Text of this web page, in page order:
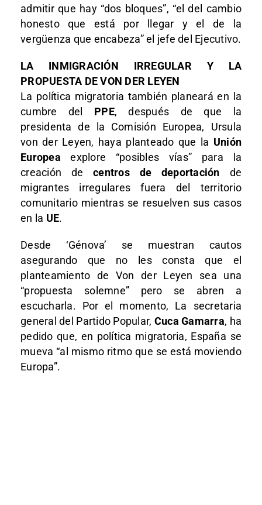
admitir que hay “dos bloques”, “el del cambio
honesto que está por llegar y el de la
vergüenza que encabeza” el jefe del Ejecutivo.
LA INMIGRACIÓN IRREGULAR Y LA
PROPUESTA DE VON DER LEYEN
La política migratoria también planeará en la
cumbre del PPE, después de que la
presidenta de la Comisión Europea, Ursula
von der Leyen, haya planteado que la Unión
Europea explore “posibles vías” para la
creación decentros de deportación de
migrantes irregulares fuera del territorio
comunitario mientras se resuelven sus casos
en la UE.
Desde ‘Génova’ se muestran cautos
asegurando que no les consta que el
planteamiento de Von der Leyen sea una
“propuesta solemne” pero se abren a
escucharla. Por el momento, La secretaria
general del Partido Popular, Cuca Gamarra, ha
pedido que, en política migratoria, España se
mueva “al mismo ritmo que se está moviendo
Europa”.